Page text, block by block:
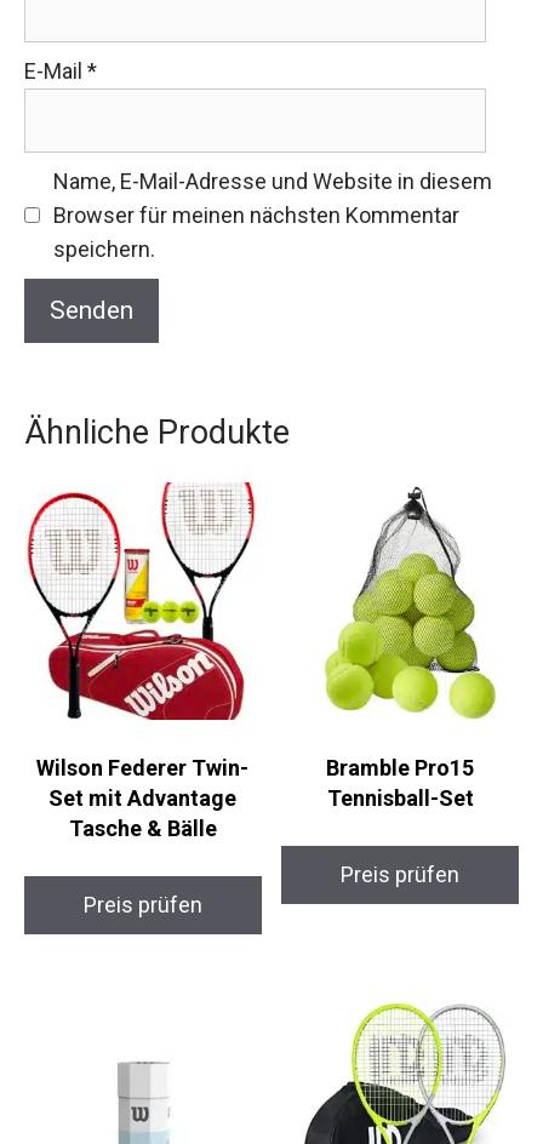
E-Mail *
Name, E-Mail-Adresse und Website in diesem
Browser für meinen nächsten Kommentar
speichern.
Ähnliche Produkte
Wilson Federer Twin-
Set mit Advantage
Tasche & Bälle
Preis prüfen
Bramble Pro15
Tennisball-Set
Preis prüfen